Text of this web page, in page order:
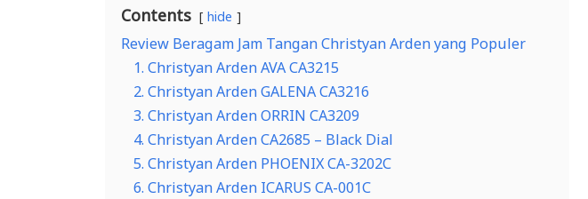
Contents hide
Review Beragam Jam Tangan Christyan Arden yang Populer
1. Christyan Arden AVA CA3215
2. Christyan Arden GALENA CA3216
3. Christyan Arden ORRIN CA3209
4. Christyan Arden CA2685 – Black Dial
5. Christyan Arden PHOENIX CA-3202C
6. Christyan Arden ICARUS CA-001C